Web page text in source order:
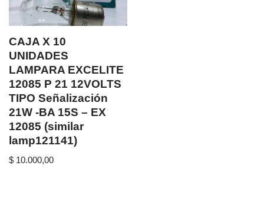
CAJA X 10
UNIDADES
LAMPARA EXCELITE
12085 P 21 12VOLTS
TIPO Señalización
21W -BA 15S – EX
12085 (similar
lamp121141)
$ 10.000,00